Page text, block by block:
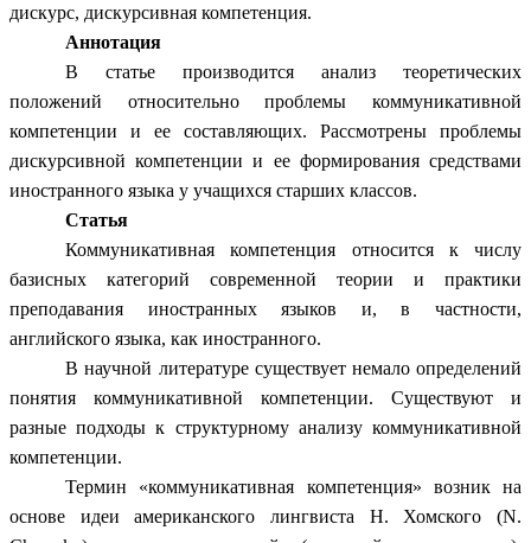
дискурс, дискурсивная компетенция.
Аннотация
В статье производится анализ теоретических
положений относительно проблемы коммуникативной
компетенции и ее составляющих. Рассмотрены проблемы
дискурсивной компетенции и ее формирования средствами
иностранного языка у учащихся старших классов.
Статья
Коммуникативная компетенция относится к числу
базисных категорий современной теории и практики
преподавания иностранных языков и, в частности,
английского языка, как иностранного.
В научной литературе существует немало определений
понятия коммуникативной компетенции. Существуют и
разные подходы к структурному анализу коммуникативной
компетенции.
Термин «коммуникативная компетенция» возник на
основе идеи американского лингвиста Н. Хомского (N.